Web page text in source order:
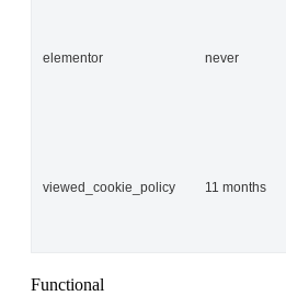
elementor never
viewed_cookie_policy 11 months
Functional